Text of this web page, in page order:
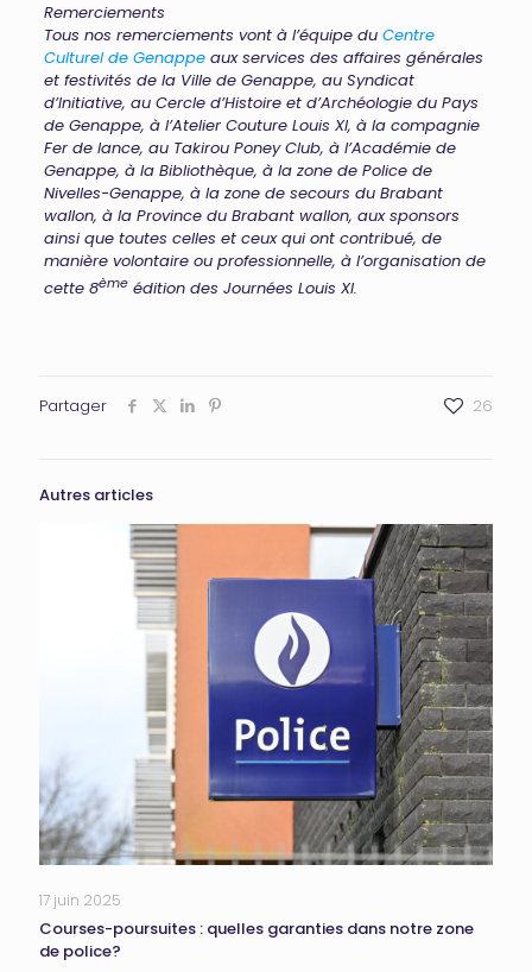
Remerciements
Tous nos remerciements vont à l’équipe du Centre
Culturel de Genappeaux services des affaires générales
et festivités de la Ville de Genappe, au Syndicat
d’Initiative, au Cercle d’Histoire et d’Archéologie du Pays
de Genappe, à l’Atelier Couture Louis XI, à la compagnie
Fer de lance, au Takirou Poney Club, à l’Académie de
Genappe, à la Bibliothèque, à la zone de Police de
Nivelles-Genappe, à la zone de secours du Brabant
wallon, à la Province du Brabant wallon, aux sponsors
ainsi que toutes celles et ceux qui ont contribué, de
manière volontaire ou professionnelle, à l’organisation de
cette 8èmeédition des Journées Louis XI.
Partager 26
Autres articles
17 juin 2025
Courses-poursuites : quelles garanties dans notre zone
de police?